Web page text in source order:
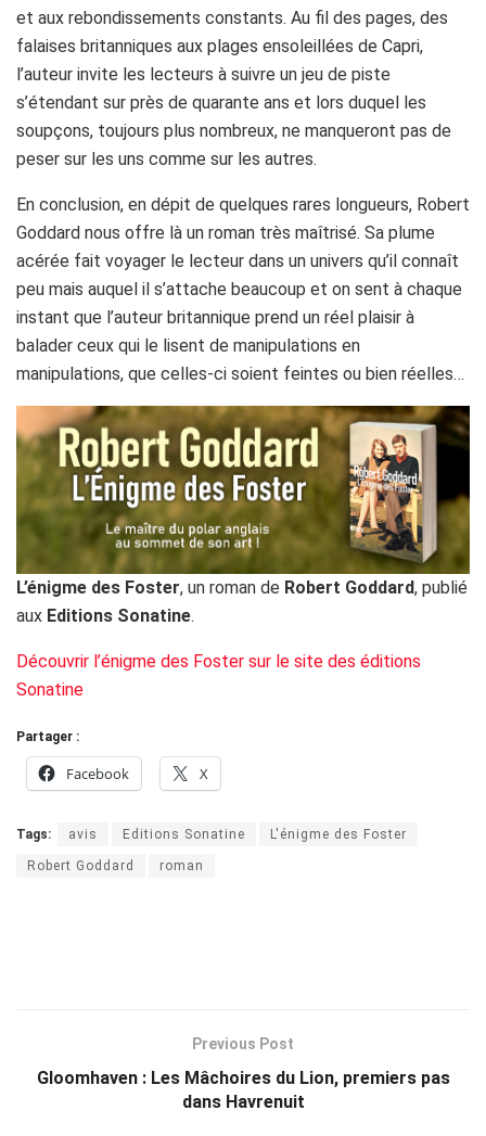
et aux rebondissements constants. Au fil des pages, des
falaises britanniques aux plages ensoleillées de Capri,
l’auteur invite les lecteurs à suivre un jeu de piste
s’étendant sur près de quarante ans et lors duquel les
soupçons, toujours plus nombreux, ne manqueront pas de
peser sur les uns comme sur les autres.
En conclusion, en dépit de quelques rares longueurs, Robert
Goddard nous offre là un roman très maîtrisé. Sa plume
acérée fait voyager le lecteur dans un univers qu’il connaît
peu mais auquel il s’attache beaucoup et on sent à chaque
instant que l’auteur britannique prend un réel plaisir à
balader ceux qui le lisent de manipulations en
manipulations, que celles-ci soient feintes ou bien réelles…
L’énigme des Foster, un roman de Robert Goddard, publié
aux Editions Sonatine.
Découvrir l’énigme des Foster sur le site des éditions
Sonatine
Partager :
Facebook X
Tags: avis Editions Sonatine L'énigme des Foster
Robert Goddard roman
Previous Post
Gloomhaven : Les Mâchoires du Lion, premiers pas
dans Havrenuit